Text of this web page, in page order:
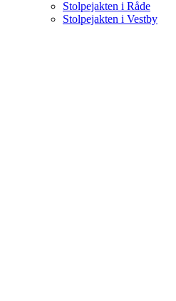
Stolpejakten i Råde
Stolpejakten i Vestby